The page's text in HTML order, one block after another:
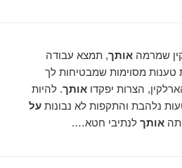
שמרמהאותך, תמצא עבודה
מסוימות שמבטיחות לך
הצרות יפקדואותך. להיות
נלהבת והתקפות לא נבונותעל
אותך לנתיבי חטא….